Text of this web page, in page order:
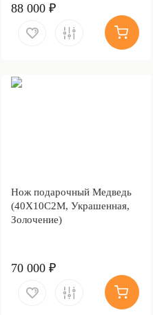
88 000 ₽
Нож подарочный Медведь
(40Х10С2М, Украшенная,
Золочение)
70 000 ₽